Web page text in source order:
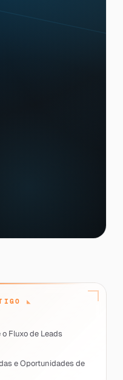
Fluxo de Leads
e Oportunidades de